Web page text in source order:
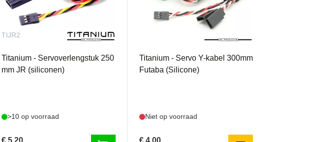
TIJR2
Titanium - Servoverlengstuk 250
mm JR (siliconen)
>10 op voorraad
€ 5,20
Titanium - Servo Y-kabel 300mm
Futaba (Silicone)
Niet op voorraad
€ 4,00